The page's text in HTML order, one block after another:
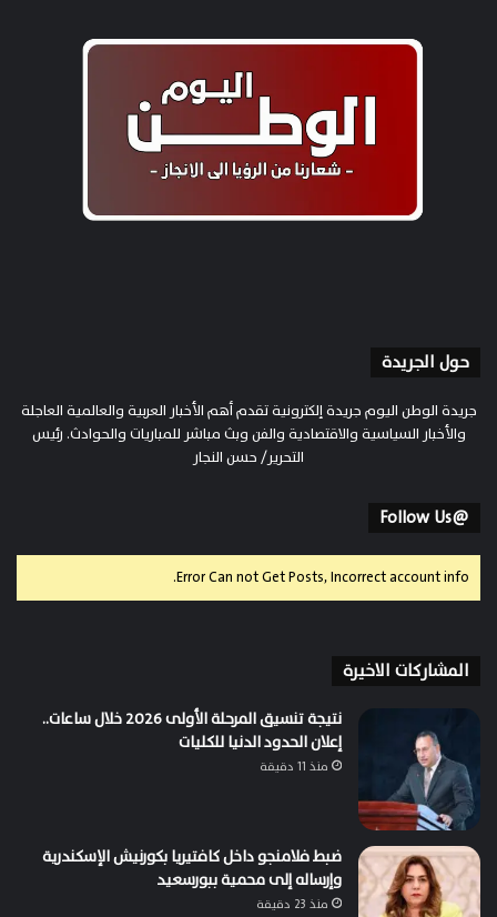
حول الجريدة
جريدة الوطن اليوم جريدة إلكترونية تقدم أهم الأخبار العربية والعالمية العاجلة
والأخبار السياسية والاقتصادية والفن وبث مباشر للمباريات والحوادث. رئيس
التحرير/ حسن النجار
@Follow Us
Error Can not Get Posts, Incorrect account info.
المشاركات الاخيرة
نتيجة تنسيق المرحلة الأولى 2026 خلال ساعات..
إعلان الحدود الدنيا للكليات
منذ 11 دقيقة
ضبط فلامنجو داخل كافتيريا بكورنيش الإسكندرية
وإرساله إلى محمية ببورسعيد
منذ 23 دقيقة